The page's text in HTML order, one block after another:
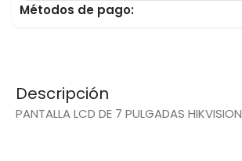
Métodos de pago:
Descripción
PANTALLA LCD DE 7 PULGADAS HIKVISION